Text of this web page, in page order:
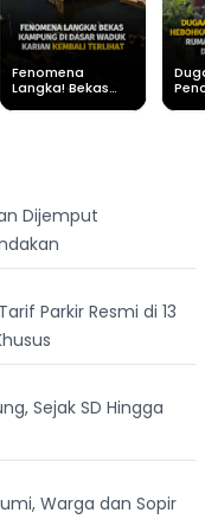
Fenomena
Langka! Bekas
Dijemput
Parkir Resmi di 13
Sejak SD Hingga
Warga dan Sopir